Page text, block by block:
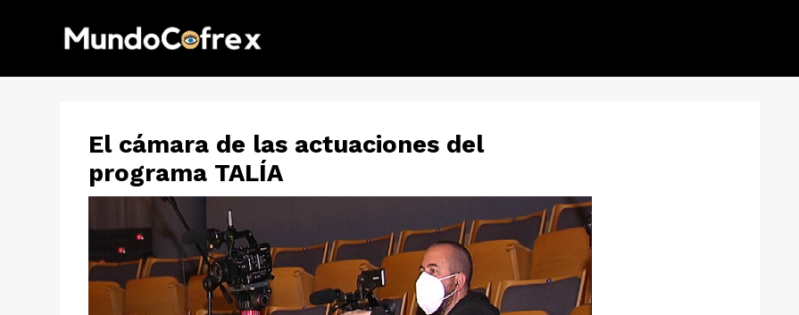
El cámara de las actuaciones del
programa TALÍA